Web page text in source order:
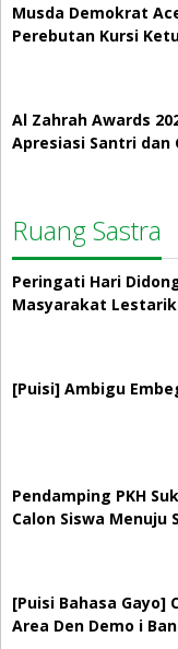
Musda Demokrat
Perebutan Kursi
Al Zahrah Awards
Apresiasi Santri dan
Ruang Sastra
Peringati Hari
Masyarakat
[Puisi] Ambigu
Pendamping PKH
Calon Siswa Menuju
[Puisi Bahasa Gayo]
Area Den Demo i